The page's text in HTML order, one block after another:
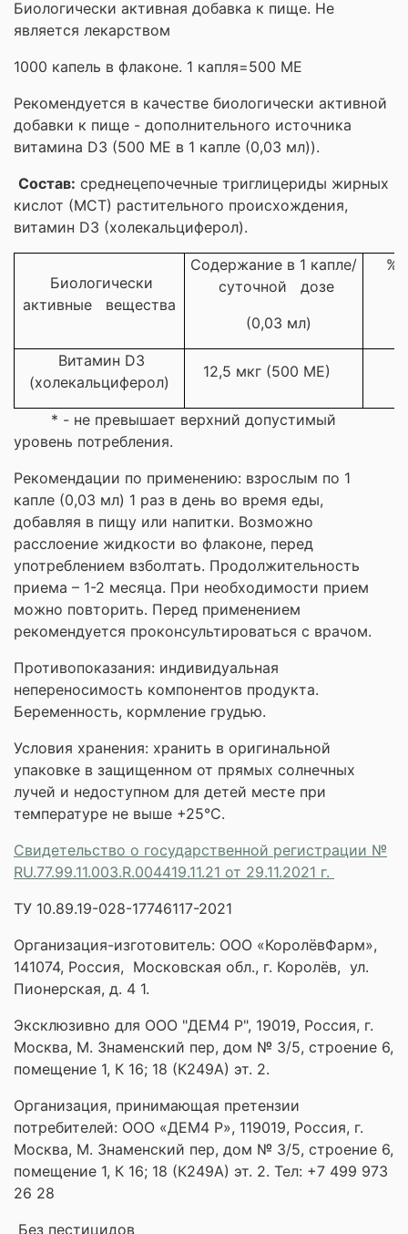
Биологически активная добавка к пище. Не
является лекарством
1000 капель в флаконе. 1 капля=500 МЕ
Рекомендуется в качестве биологически активной
добавки к пище - дополнительного источника
витамина D3 (500 МЕ в 1 капле (0,03 мл)).
Состав: среднецепочечные триглицериды жирных
кислот (МСТ) растительного происхождения,
витамин D3 (холекальциферол).
Биологически
активные вещества
Содержание в 1 капле/
суточной дозе
(0,03 мл)
%
Витамин D3
(холекальциферол)
12,5 мкг (500 МЕ)
* - не превышает верхний допустимый
уровень потребления.
Рекомендации по применению: взрослым по 1
капле (0,03 мл) 1 раз в день во время еды,
добавляя в пищу или напитки. Возможно
расслоение жидкости во флаконе, перед
употреблением взболтать. Продолжительность
приема – 1-2 месяца. При необходимости прием
можно повторить. Перед применением
рекомендуется проконсультироваться с врачом.
Противопоказания: индивидуальная
непереносимость компонентов продукта.
Беременность, кормление грудью.
Условия хранения: хранить в оригинальной
упаковке в защищенном от прямых солнечных
лучей и недоступном для детей месте при
температуре не выше +25°С.
Свидетельство о государственной регистрации №
RU.77.99.11.003.R.004419.11.21 от 29.11.2021 г.
ТУ 10.89.19-028-17746117-2021
Организация-изготовитель: ООО «КоролёвФарм»,
141074, Россия, Московская обл., г. Королёв, ул.
Пионерская, д. 4 1.
Эксклюзивно для ООО "ДЕМ4 Р", 19019, Россия, г.
Москва, М. Знаменский пер, дом № 3/5, строение 6,
помещение 1, К 16; 18 (К249А) эт. 2.
Организация, принимающая претензии
потребителей: ООО «ДЕМ4 Р», 119019, Россия, г.
Москва, М. Знаменский пер, дом № 3/5, строение 6,
помещение 1, К 16; 18 (К249А) эт. 2. Тел: +7 499 973
26 28
Без пестицидов